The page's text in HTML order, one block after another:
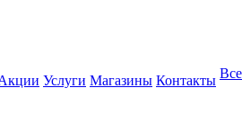
Услуги Магазины Контакты Все